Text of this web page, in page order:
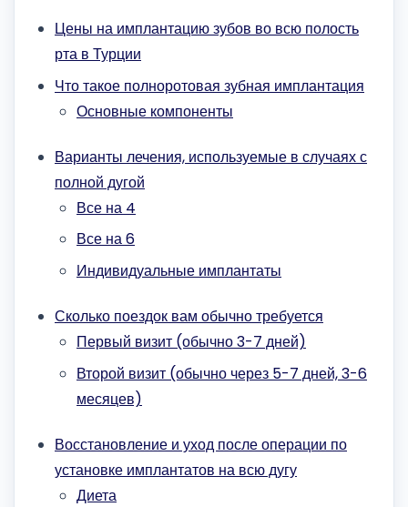
Цены на имплантацию зубов во всю полость
рта в Турции
Что такое полноротовая зубная имплантация
Основные компоненты
Варианты лечения, используемые в случаях с
полной дугой
Все на 4
Все на 6
Индивидуальные имплантаты
Сколько поездок вам обычно требуется
Первый визит (обычно 3-7 дней)
Второй визит (обычно через 5-7 дней, 3-6
месяцев)
Восстановление и уход после операции по
установке имплантатов на всю дугу
Диета